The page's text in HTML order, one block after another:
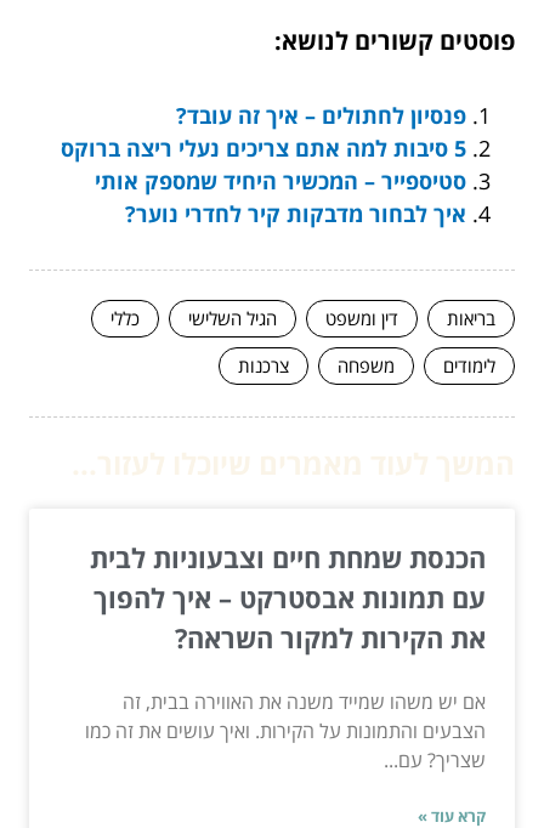
פוסטים קשורים לנושא:
פנסיון לחתולים – איך זה עובד?
5 סיבות למה אתם צריכים נעלי ריצה ברוקס
סטיספייר – המכשיר היחיד שמספק אותי
איך לבחור מדבקות קיר לחדרי נוער?
בריאות דין ומשפט הגיל השלישי
כללי
לימודים
משפחה צרכנות
הכנסת שמחת חיים וצבעוניות לבית
עם תמונות אבסטרקט – איך להפוך
את הקירות למקור השראה?
אם יש משהו שמייד משנה את האווירה בבית, זה
הצבעים והתמונות על הקירות. ואיך עושים את זה כמו
שצריך? עם...
קרא עוד »